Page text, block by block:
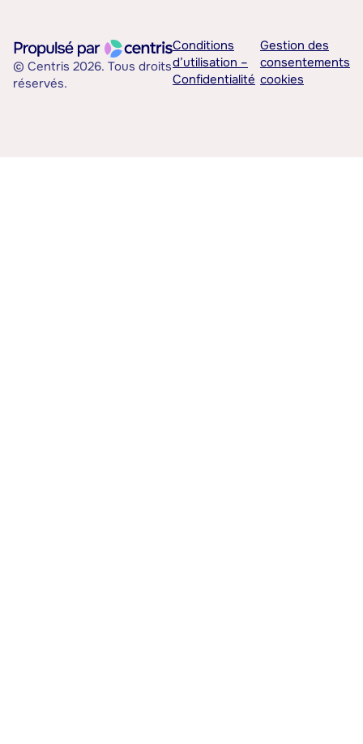
© Centris 2026. Tous droits
réservés.
Conditions
d’utilisation –
Confidentialité
Gestion des
consentements
cookies